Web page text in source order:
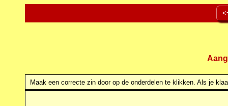
Maak een correcte zin door op de onderdelen te klikken. Als je